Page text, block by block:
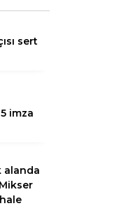
sert
imza
alanda